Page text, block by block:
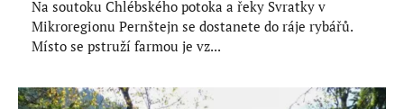
Na soutoku Chlébského potoka a řeky Svratky v
Mikroregionu Pernštejn se dostanete do ráje rybářů.
Místo se pstruží farmou je vz...